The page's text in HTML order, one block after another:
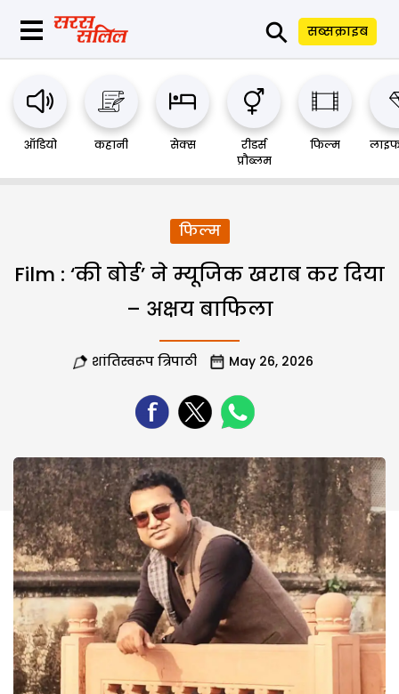
⚲ सब्सक्राइब
ऑडियो कहानी सेक्स
रीडर्स
प्रौब्लम
फिल्म
फिल्म
Film : ‘की बोर्ड’ ने म्यूजिक खराब कर दिया
– अक्षय बाफिला
शांतिस्वरूप त्रिपाठी May 26, 2026